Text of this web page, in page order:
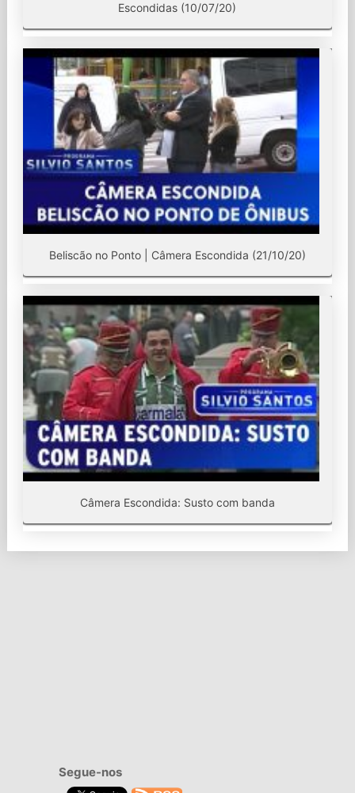
Escondidas (10/07/20)
Beliscão no Ponto | Câmera Escondida (21/10/20)
Câmera Escondida: Susto com banda
Segue-nos